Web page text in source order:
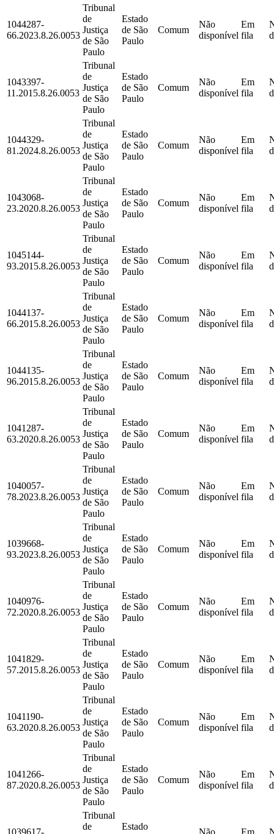
1044287-
66.2023.8.26.0053
Tribunal
de
Justiça
de São
Paulo
Estado
de São
Paulo
Comum
Não
disponível
Em
fila
1043397-
11.2015.8.26.0053
Tribunal
de
Justiça
de São
Paulo
Estado
de São
Paulo
Comum
Não
disponível
Em
fila
1044329-
81.2024.8.26.0053
Tribunal
de
Justiça
de São
Paulo
Estado
de São
Paulo
Comum
Não
disponível
Em
fila
1043068-
23.2020.8.26.0053
Tribunal
de
Justiça
de São
Paulo
Estado
de São
Paulo
Comum
Não
disponível
Em
fila
1045144-
93.2015.8.26.0053
Tribunal
de
Justiça
de São
Paulo
Estado
de São
Paulo
Comum
Não
disponível
Em
fila
1044137-
66.2015.8.26.0053
Tribunal
de
Justiça
de São
Paulo
Estado
de São
Paulo
Comum
Não
disponível
Em
fila
1044135-
96.2015.8.26.0053
Tribunal
de
Justiça
de São
Paulo
Estado
de São
Paulo
Comum
Não
disponível
Em
fila
1041287-
63.2020.8.26.0053
Tribunal
de
Justiça
de São
Paulo
Estado
de São
Paulo
Comum
Não
disponível
Em
fila
1040057-
78.2023.8.26.0053
Tribunal
de
Justiça
de São
Paulo
Estado
de São
Paulo
Comum
Não
disponível
Em
fila
1039668-
93.2023.8.26.0053
Tribunal
de
Justiça
de São
Paulo
Estado
de São
Paulo
Comum
Não
disponível
Em
fila
1040976-
72.2020.8.26.0053
Tribunal
de
Justiça
de São
Paulo
Estado
de São
Paulo
Comum
Não
disponível
Em
fila
1041829-
57.2015.8.26.0053
Tribunal
de
Justiça
de São
Paulo
Estado
de São
Paulo
Comum
Não
disponível
Em
fila
1041190-
63.2020.8.26.0053
Tribunal
de
Justiça
de São
Paulo
Estado
de São
Paulo
Comum
Não
disponível
Em
fila
1041266-
87.2020.8.26.0053
Tribunal
de
Justiça
de São
Paulo
Estado
de São
Paulo
Comum
Não
disponível
Em
fila
1039617-
Tribunal
de
Estado
Não Em